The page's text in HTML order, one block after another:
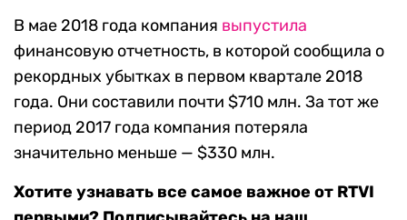
В мае 2018 года компания выпустила
финансовую отчетность, в которой сообщила о
рекордных убытках в первом квартале 2018
года. Они составили почти $710 млн. За тот же
период 2017 года компания потеряла
значительно меньше — $330 млн.
Хотите узнавать все самое важное от RTVI